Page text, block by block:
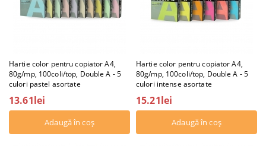
Hartie color pentru copiator A4,
80g/mp, 100coli/top, Double A - 5
culori pastel asortate
13.61lei
Hartie color pentru copiator A4,
80g/mp, 100coli/top, Double A - 5
culori intense asortate
15.21lei